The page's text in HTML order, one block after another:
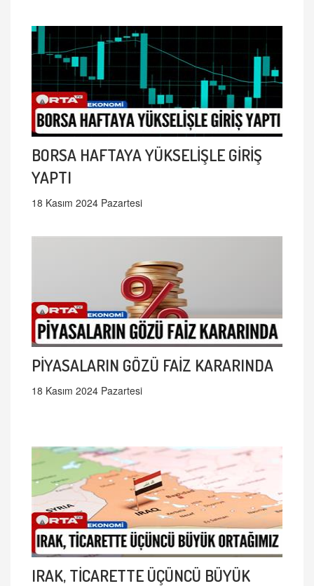
BORSA HAFTAYA YÜKSELİŞLE GİRİŞ
YAPTI
18 Kasım 2024 Pazartesi
PİYASALARIN GÖZÜ FAİZ KARARINDA
18 Kasım 2024 Pazartesi
IRAK, TİCARETTE ÜÇÜNCÜ BÜYÜK